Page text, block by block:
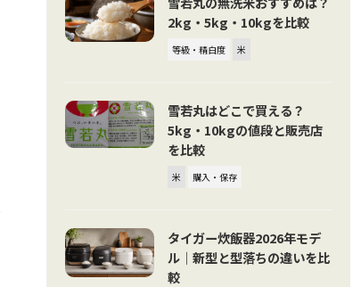
2kg・5kg・10kgを比較
等級・精白度 米
雪若丸はどこで買える？
5kg・10kgの値段と販売店
を比較
米 購入・保存
タイガー炊飯器2026年モデ
ル｜新型と型落ちの違いを比
較